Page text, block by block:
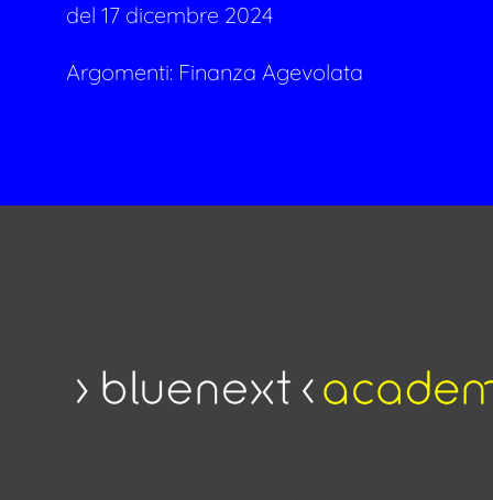
del 17 dicembre 2024
Argomenti: Finanza Agevolata